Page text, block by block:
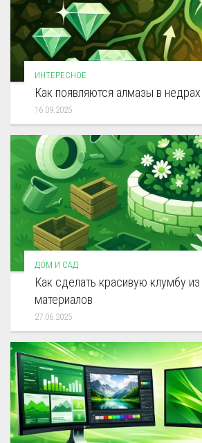
ИНТЕРЕСНОЕ
Как появляются алмазы в
16.09.2025
ДОМ И САД
Как сделать красивую клумбу
материалов
27.06.2025